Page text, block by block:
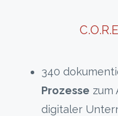
340
Prozesse zum
digitaler